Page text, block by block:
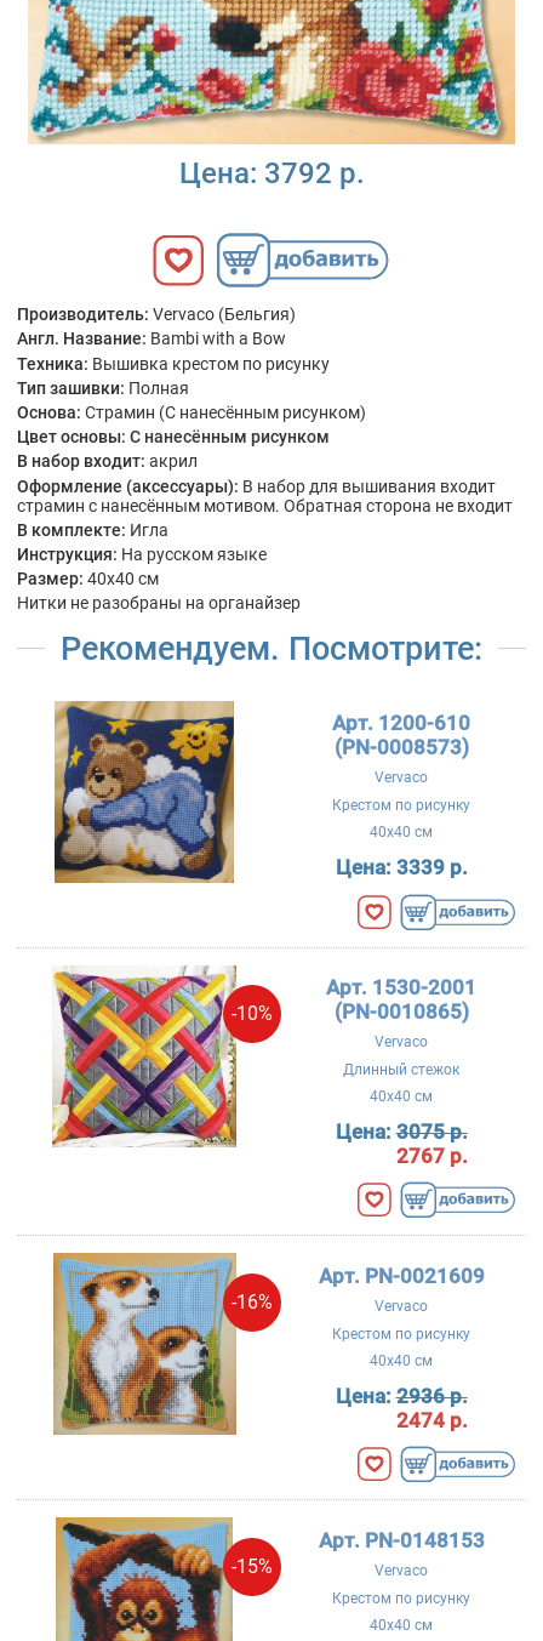
Цена: 3792 р.
Производитель: Vervaco (Бельгия)
Англ. Название: Bambi with a Bow
Техника: Вышивка крестом по рисунку
Тип зашивки: Полная
Основа: Страмин (С нанесённым рисунком)
Цвет основы: С нанесённым рисунком
В набор входит: акрил
Оформление (аксессуары): В набор для вышивания входит
страмин с нанесённым мотивом. Обратная сторона не входит
В комплекте: Игла
Инструкция: На русском языке
Размер: 40x40 см
Нитки не разобраны на органайзер
Рекомендуем. Посмотрите:
Арт. 1200-610
(PN-0008573)
Vervaco
Крестом по рисунку
40x40 см
Цена: 3339 р.
-10%
Арт. 1530-2001
(PN-0010865)
Vervaco
Длинный стежок
40x40 см
Цена:3075 р.
2767 р.
-16%
Арт. PN-0021609
Vervaco
Крестом по рисунку
40x40 см
Цена:2936 р.
2474 р.
-15%
Арт. PN-0148153
Vervaco
Крестом по рисунку
40x40 см